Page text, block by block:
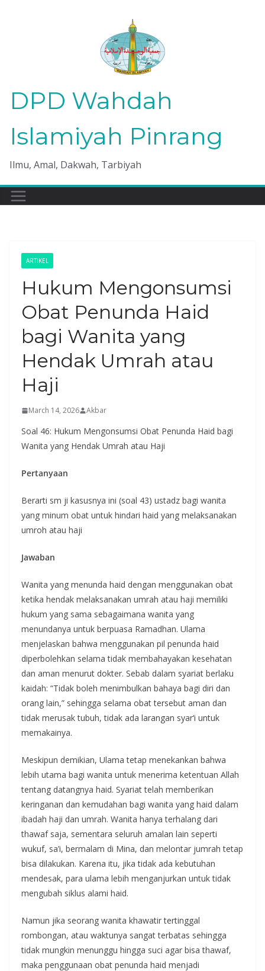
DPD Wahdah
Islamiyah Pinrang
Ilmu, Amal, Dakwah, Tarbiyah
ARTIKEL
Hukum Mengonsumsi
Obat Penunda Haid
bagi Wanita yang
Hendak Umrah atau
Haji
March 14, 2026 Akbar
Soal 46: Hukum Mengonsumsi Obat Penunda Haid bagi
Wanita yang Hendak Umrah atau Haji
Pertanyaan
Berarti sm ji kasusnya ini (soal 43) ustadz bagi wanita
yang minum obat untuk hindari haid yang melaksanakan
umroh atau haji
Jawaban
Wanita yang menunda haid dengan menggunakan obat
ketika hendak melaksanakan umrah atau haji memiliki
hukum yang sama sebagaimana wanita yang
menundanya untuk berpuasa Ramadhan. Ulama
menjelaskan bahwa menggunakan pil penunda haid
diperbolehkan selama tidak membahayakan kesehatan
dan aman menurut dokter. Sebab dalam syariat berlaku
kaidah: “Tidak boleh menimbulkan bahaya bagi diri dan
orang lain,” sehingga selama obat tersebut aman dan
tidak merusak tubuh, tidak ada larangan syar‘i untuk
memakainya.
Meskipun demikian, Ulama tetap menekankan bahwa
lebih utama bagi wanita untuk menerima ketentuan Allah
tentang datangnya haid. Syariat telah memberikan
keringanan dan kemudahan bagi wanita yang haid dalam
ibadah haji dan umrah. Wanita hanya terhalang dari
thawaf saja, sementara seluruh amalan lain seperti
wukuf, sa’i, bermalam di Mina, dan melontar jumrah tetap
bisa dilakukan. Karena itu, jika tidak ada kebutuhan
mendesak, para ulama lebih menganjurkan untuk tidak
mengubah siklus alami haid.
Namun jika seorang wanita khawatir tertinggal
rombongan, atau waktunya sangat terbatas sehingga
tidak mungkin menunggu hingga suci agar bisa thawaf,
maka penggunaan obat penunda haid menjadi